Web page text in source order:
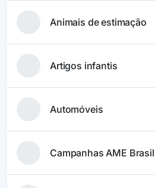
Animais de estimação
Artigos infantis
Automóveis
Campanhas AME Brasil